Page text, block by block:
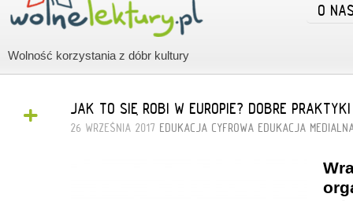
Wolność korzystania z dóbr kultury
O
+ JAK TO SIĘ ROBI W EUROPIE? DOBRE
26 WRZEŚNIA 2017 EDUKACJA CYFROWA EDUKACJA